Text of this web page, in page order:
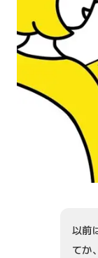
以前
てか